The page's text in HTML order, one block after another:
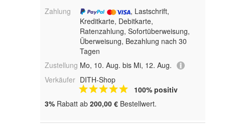
Zahlung
, Lastschrift,
Kreditkarte, Debitkarte,
Ratenzahlung, Sofortüberweisung,
Überweisung, Bezahlung nach 30
Tagen
Zustellung Mo, 10. Aug. bis Mi, 12. Aug.
Verkäufer DITH-Shop
100% positiv
3% Rabatt ab 200,00 € Bestellwert.